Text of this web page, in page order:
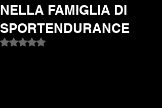
NELLA FAMIGLIA DI
SPORTENDURANCE
Valutazione NaN stelle su 5.